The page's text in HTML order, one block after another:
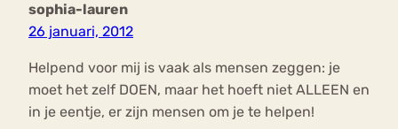
sophia-lauren
26 januari, 2012
Helpend voor mij is vaak als mensen zeggen: je
moet het zelf DOEN, maar het hoeft niet ALLEEN en
in je eentje, er zijn mensen om je te helpen!